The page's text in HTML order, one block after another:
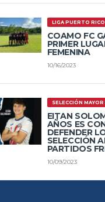
LIGA PUERTO RICO
COAMO FC
PRIMER
FEMENINA
10/16/2023
SELECCIÓN
EITAN
AÑOS ES
DEFENDER
SELECCIÓN
PARTIDOS
10/09/2023